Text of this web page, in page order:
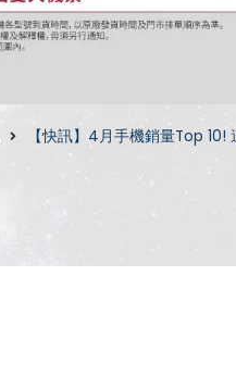
【快訊】4月手機銷量Top 10!